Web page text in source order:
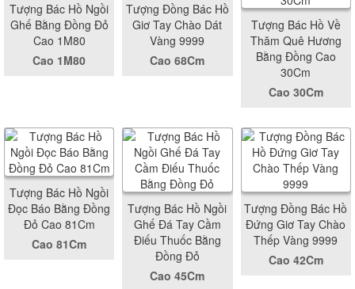
Tượng Bác Hồ Ngồi
Ghế Bằng Đồng Đỏ
Cao 1M80
Cao 1M80
Tượng Đồng Bác Hồ
Giơ Tay Chào Dát
Vàng 9999
Cao 68Cm
Tượng Bác Hồ Về
Thăm Quê Hương
Bằng Đồng Cao
30Cm
Cao 30Cm
Tượng Bác Hồ Ngồi
Đọc Báo Bằng Đồng
Đỏ Cao 81Cm
Cao 81Cm
Tượng Bác Hồ Ngồi
Ghế Đá Tay Cầm
Điếu Thuốc Bằng
Đồng Đỏ
Cao 45Cm
Tượng Đồng Bác Hồ
Đứng Giơ Tay Chào
Thếp Vàng 9999
Cao 42Cm